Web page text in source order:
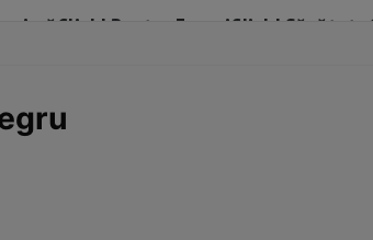
viațăClick! Pentru FemeiClick! Sănătate